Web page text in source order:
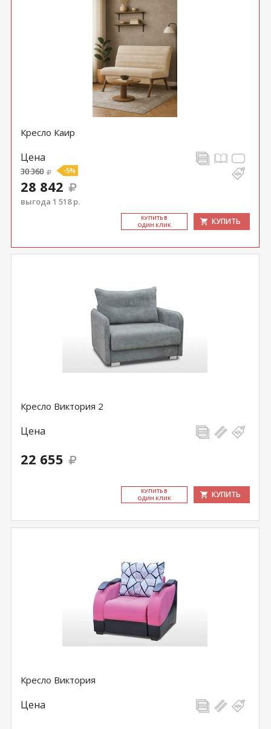
Кресло Каир
Цена
30 360 -5%
28 842
выгода 1 518 р.
КУ­ПИТЬ В
ОДИН КЛИК
КУПИТЬ
Кресло Виктория 2
Цена
22 655
КУ­ПИТЬ В
ОДИН КЛИК
КУПИТЬ
Кресло Виктория
Цена